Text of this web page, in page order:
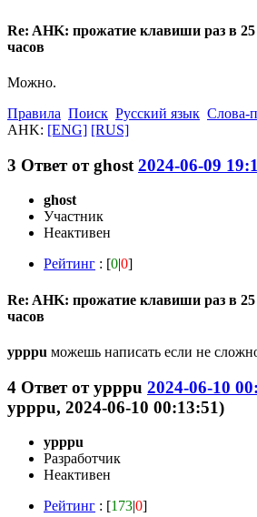
Re: AHK: прожатие клавиши раз в
часов
Можно.
Правила Поиск Русский язык Слова-
AHK: [ENG] [RUS]
3 Ответ отghost 2024-06-09
ghost
Участник
Неактивен
Рейтинг : [0|0]
Re: AHK: прожатие клавиши раз в
часов
ypppu можешь написать если не
4 Ответ отypppu 2024-06-10
ypppu, 2024-06-10 00:13:51)
ypppu
Разработчик
Неактивен
Рейтинг : [173|0]